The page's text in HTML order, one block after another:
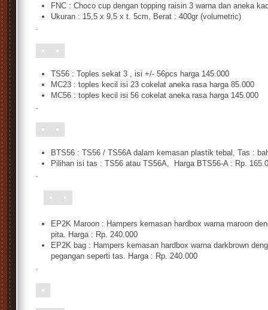
FNC : Choco cup dengan topping raisin 3 warna dan aneka
Ukuran : 15,5 x 9,5 x t. 5cm, Berat : 400gr (volumetric)
.
TS56 : Toples sekat 3 , isi +/- 56pcs harga 145.000
MC23 : toples kecil isi 23 cokelat aneka rasa harga 85.000
MC56 : toples kecil isi 56 cokelat aneka rasa harga 145.000
.
BTS56 : TS56 / TS56A dalam kemasan plastik tebal, Tas :
Pilihan isi tas : TS56 atau TS56A, Harga BTS56-A : Rp.
.
EP2K Maroon : Hampers kemasan hardbox warna maroon
pita. Harga : Rp. 240.000
EP2K bag : Hampers kemasan hardbox warna darkbrown
pegangan seperti tas. Harga : Rp. 240.000
.